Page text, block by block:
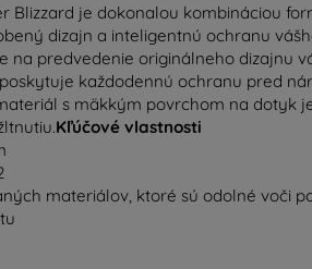
Blizzard je dokonalou kombináciou
dizajn a inteligentnú ochranu
na predvedenie originálneho dizajnu
každodennú ochranu pred
s mäkkým povrchom na dotyk
Kľúčové vlastnosti
materiálov, ktoré sú odolné voči